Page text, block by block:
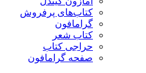
کتاب‌های پرفروش
گرامافون
کتاب شعر
حراجی کتاب
صفحه گرامافون